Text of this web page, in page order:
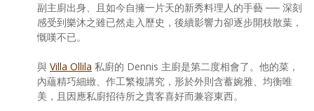
副主廚出身、且如今自擁一片天的新秀料理人的手藝 ── 深刻
感受到樂沐之雖已然走入歷史，後續影響力卻逐步開枝散葉，
慨嘆不已。
與 Villa Ollila 私廚的 Dennis 主廚是第二度相會了。他的菜，
內蘊精巧細緻、作工繁複講究，形於外則含蓄婉雅、均衡唯
美，且因應私廚招待所之貴客喜好而兼容東西。